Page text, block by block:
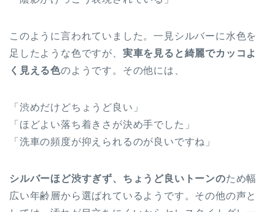
このように言われていました。一見シルバーに水色を
足したような色ですが、 実車を見ると綺麗でカッコよ
く見える色のようです。その他には、
「渋めだけどちょうど良い」
「ほどよい落ち着きさが決め手でした」
「洗車の頻度が抑えられるのが良いですね」
シルバーほど渋すぎず、ちょうど良いトーンのため幅
広い年齢層から選ばれているようです。その他の声と